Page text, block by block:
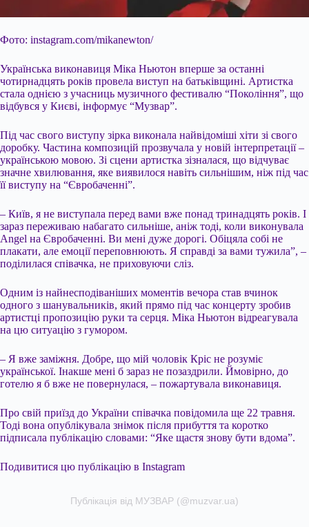
Фото: instagram.com/mikanewton/
Українська виконавиця Міка Ньютон вперше за останні
чотирнадцять років провела виступ на батьківщині. Артистка
стала однією з учасниць музичного фестивалю “Покоління”, що
відбувся у Києві, інформує “Музвар”.
Під час свого виступу зірка виконала найвідоміші хіти зі свого
доробку. Частина композицій прозвучала у новій інтерпретації –
українською мовою. Зі сцени артистка зізналася, що відчуває
значне хвилювання, яке виявилося навіть сильнішим, ніж під час
її виступу на “Євробаченні”.
– Київ, я не виступала перед вами вже понад тринадцять років. І
зараз переживаю набагато сильніше, аніж тоді, коли виконувала
Angel на Євробаченні. Ви мені дуже дорогі. Обіцяла собі не
плакати, але емоції переповнюють. Я справді за вами тужила”, –
поділилася співачка, не приховуючи сліз.
Одним із найнесподіваніших моментів вечора став вчинок
одного з шанувальників, який прямо під час концерту зробив
артистці пропозицію руки та серця. Міка Ньютон відреагувала
на цю ситуацію з гумором.
– Я вже заміжня. Добре, що мій чоловік Кріс не розуміє
української. Інакше мені б зараз не позаздрили. Ймовірно, до
готелю я б вже не повернулася, – пожартувала виконавиця.
Про свій приїзд до України співачка повідомила ще 22 травня.
Тоді вона опублікувала знімок після прибуття та коротко
підписала публікацію словами: “Яке щастя знову бути вдома”.
Подивитися цю публікацію в Instagram
Публікація від МУЗВАР (@muzvar.ua)